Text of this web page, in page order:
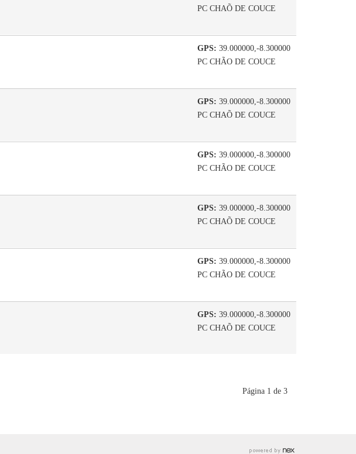
PC CHAÕ DE COUCE
GPS: 39.000000,-8.300000
PC CHÃO DE COUCE
GPS: 39.000000,-8.300000
PC CHAÕ DE COUCE
GPS: 39.000000,-8.300000
PC CHÃO DE COUCE
GPS: 39.000000,-8.300000
PC CHAÕ DE COUCE
GPS: 39.000000,-8.300000
PC CHÃO DE COUCE
GPS: 39.000000,-8.300000
PC CHAÕ DE COUCE
Página 1 de 3